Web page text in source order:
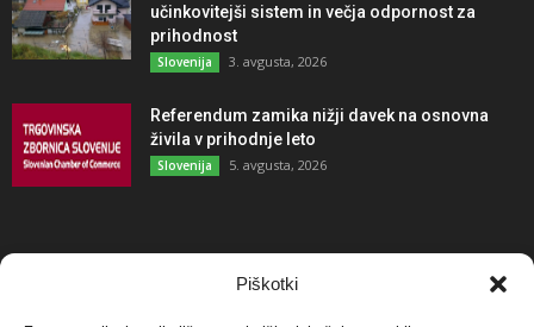
Piškotki
učinkovitejši sistem in večja odpornost za
prihodnost
Slovenija 3. avgusta, 2026
Referendum zamika nižji davek na osnovna
živila v prihodnje leto
Slovenija 5. avgusta, 2026
NAJBOLJ KOMENTIRANO